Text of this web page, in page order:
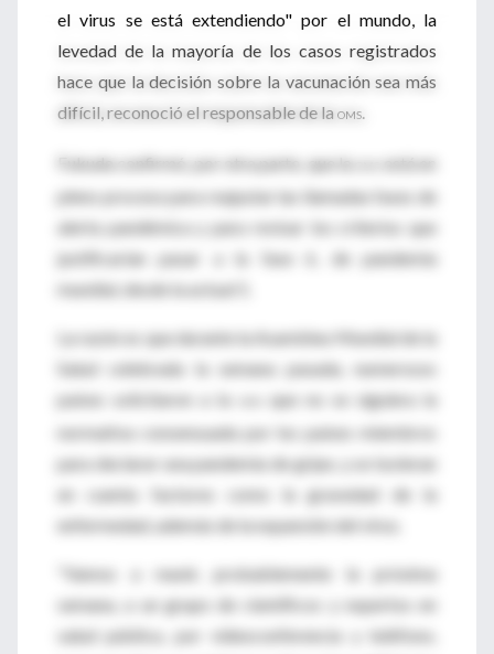
el virus se está extendiendo" por el mundo, la
levedad de la mayoría de los casos registrados
hace que la decisión sobre la vacunación sea más
difícil, reconoció el responsable de la OMS.
Fukuda confirmó, por otra parte, que la
está en
pleno proceso para reajustar las llamadas fases de
alerta pandémica y para revisar los criterios que
justificarían pasar a la fase 6, de pandemia
mundial, desde la actual 5.
La razón es que durante la Asamblea Mundial de la
Salud celebrada la semana pasada, numerosos
países solicitaron a la
que no se siguiera la
normativa consensuada por los países miembros
para declarar una pandemia de gripe, y se tuvieran
en cuenta factores como la gravedad de la
enfermedad, además de la expansión del virus.
"Vamos a reunir, probablemente la próxima
semana, a un grupo de científicos y expertos en
salud pública, por videoconferencia y teléfono,